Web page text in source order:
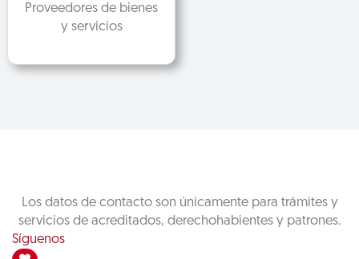
Proveedores de bienes
y servicios
Los datos de contacto son únicamente para trámites y
servicios de acreditados, derechohabientes y patrones.
Síguenos